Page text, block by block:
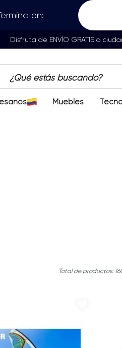
en:
Disfruta de ENVÍO GRATIS a
estás buscando?
Muebles